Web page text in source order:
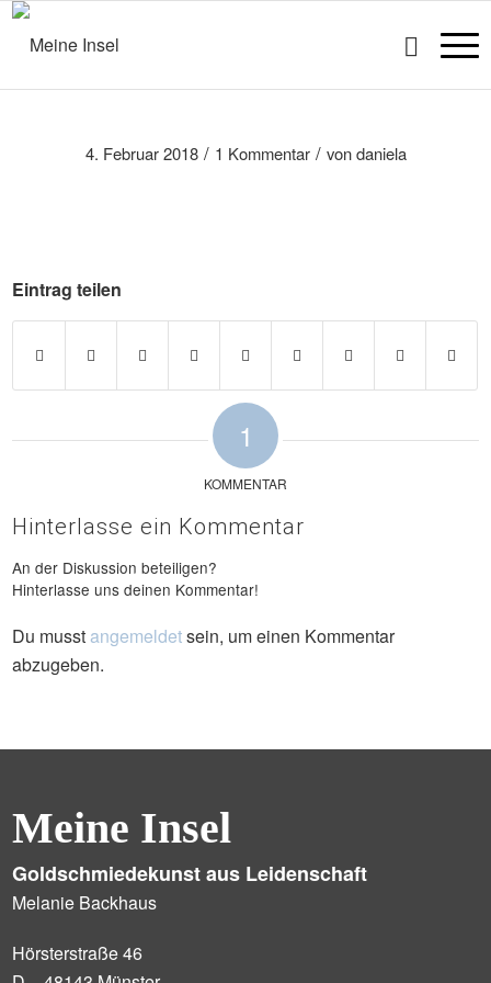
4. Februar 2018 / 1 Kommentar / vondaniela
Eintrag teilen
1
KOMMENTAR
Hinterlasse ein Kommentar
An der Diskussion beteiligen?
Hinterlasse uns deinen Kommentar!
Du musst angemeldetsein, um einen Kommentar
abzugeben.
Meine Insel
Goldschmiedekunst aus Leidenschaft
Melanie Backhaus
Hörsterstraße 46